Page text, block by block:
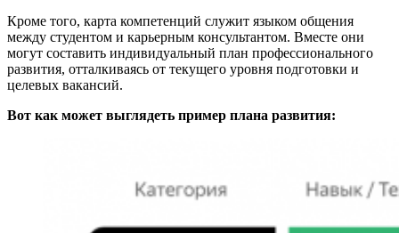
Кроме того, карта компетенций служит языком общения
между студентом и карьерным консультантом. Вместе они
могут составить индивидуальный план профессионального
развития, отталкиваясь от текущего уровня подготовки и
целевых вакансий.
Вот как может выглядеть пример плана развития: